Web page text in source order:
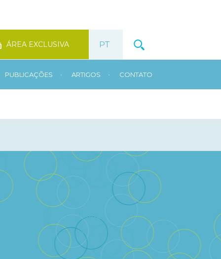
ÁREA EXCLUSIVA
PUBLICAÇÕES • ARTIGOS • CONTATO